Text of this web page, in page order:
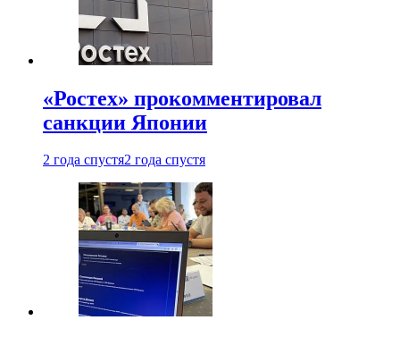
«Ростех» прокомментировал
санкции Японии
2 года спустя2 года спустя